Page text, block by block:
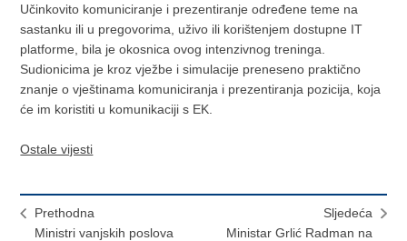
Učinkovito komuniciranje i prezentiranje određene teme na
sastanku ili u pregovorima, uživo ili korištenjem dostupne IT
platforme, bila je okosnica ovog intenzivnog treninga.
Sudionicima je kroz vježbe i simulacije preneseno praktično
znanje o vještinama komuniciranja i prezentiranja pozicija, koja
će im koristiti u komunikaciji s EK.
Ostale vijesti
Prethodna
Ministri vanjskih poslova
Sljedeća
Ministar Grlić Radman na